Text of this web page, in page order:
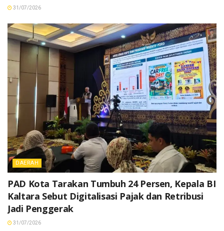
31/07/2026
DAERAH
PAD Kota Tarakan Tumbuh 24 Persen, Kepala BI
Kaltara Sebut Digitalisasi Pajak dan Retribusi
Jadi Penggerak
31/07/2026